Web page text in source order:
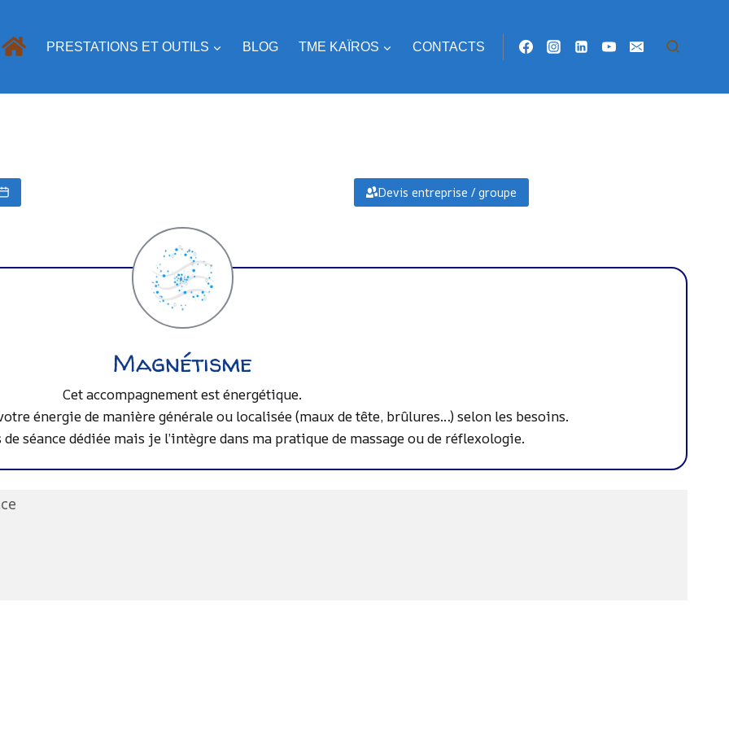
PRESTATIONS ET OUTILS BLOG TME KAÏROS CONTACTS
Devis entreprise / groupe
Magnétisme
Cet accompagnement est énergétique.
énergie de manière générale ou localisée (maux de tête, brûlures…) selon les besoins.
séance dédiée mais je l’intègre dans ma pratique de massage ou de réflexologie.